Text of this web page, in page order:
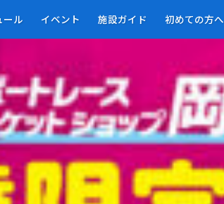
ール イベント 施設ガイド 初めての方へ